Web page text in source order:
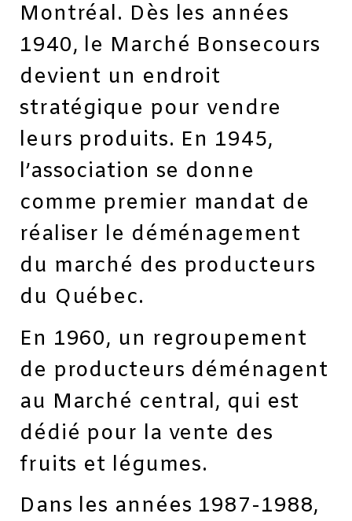
Montréal. Dès les années
1940, le Marché Bonsecours
devient un endroit
stratégique pour vendre
leurs produits. En 1945,
l’association se donne
comme premier mandat de
réaliser le déménagement
du marché des producteurs
du Québec.
En 1960, un regroupement
de producteurs déménagent
au Marché central, qui est
dédié pour la vente des
fruits et légumes.
Dans les années 1987-1988,